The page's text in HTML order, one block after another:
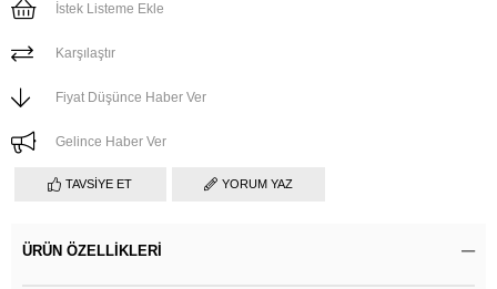
İstek Listeme Ekle
Karşılaştır
Fiyat Düşünce Haber Ver
Gelince Haber Ver
TAVSIYE ET YORUM YAZ
ÜRÜN ÖZELLIKLERI